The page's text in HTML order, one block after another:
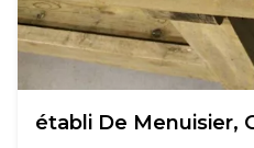
établi De Menuisier,